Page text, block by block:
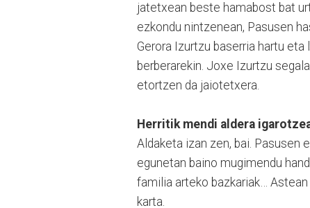
jatetxean beste hamabost bat
ezkondu nintzenean, Pasusen
Gerora Izurtzu baserria hartu
berberarekin. Joxe Izurtzu
etortzen da jaiotetxera.
Herritik mendi aldera
Aldaketa izan zen, bai. Pasusen
egunetan baino mugimendu
familia arteko bazkariak…
karta.